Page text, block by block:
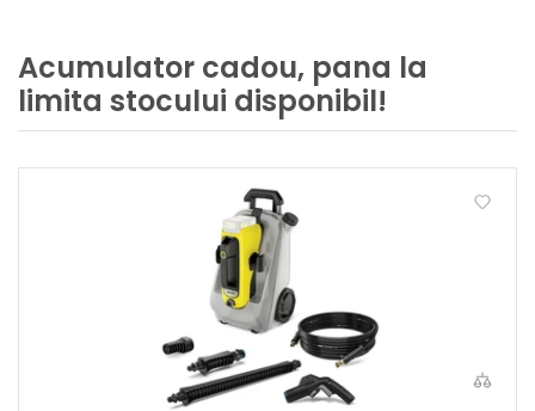
Acumulator cadou, pana la
limita stocului disponibil!